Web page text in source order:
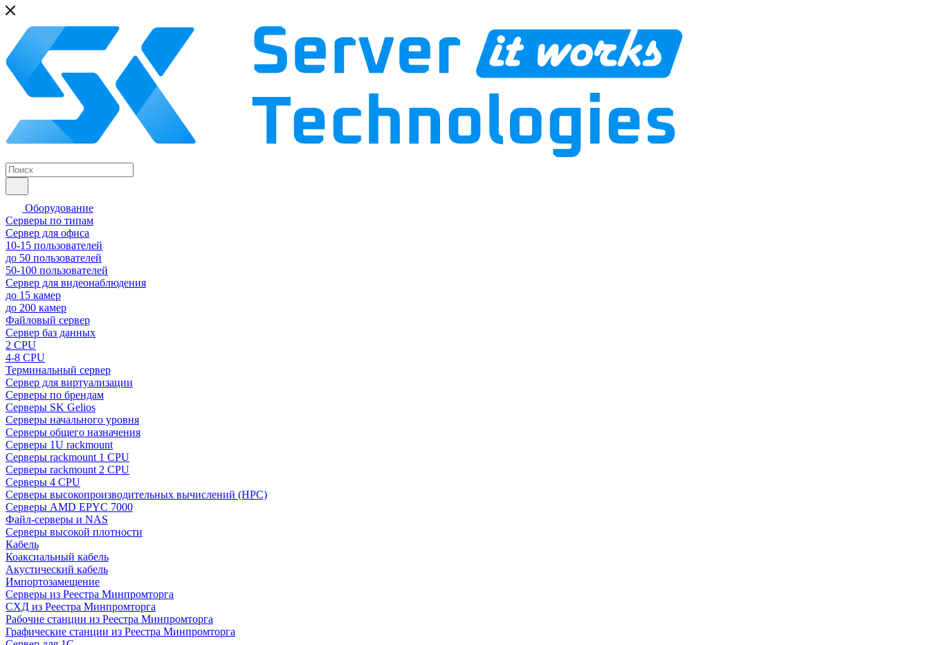
Оборудование
Серверы по типам
Сервер для офиса
10-15 пользователей
до 50 пользователей
50-100 пользователей
Сервер для видеонаблюдения
до 15 камер
до 200 камер
Файловый сервер
Сервер баз данных
2 CPU
4-8 CPU
Терминальный сервер
Сервер для виртуализации
Серверы по брендам
Серверы SK Gelios
Серверы начального уровня
Серверы общего назначения
Серверы 1U rackmount
Серверы rackmount 1 CPU
Серверы rackmount 2 CPU
Серверы 4 CPU
Серверы высокопроизводительных вычислений (HPC)
Серверы AMD EPYC 7000
Файл-серверы и NAS
Серверы высокой плотности
Кабель
Коаксиальный кабель
Акустический кабель
Импортозамещение
Серверы из Реестра Минпромторга
СХД из Реестра Минпромторга
Рабочие станции из Реестра Минпромторга
Графические станции из Реестра Минпромторга